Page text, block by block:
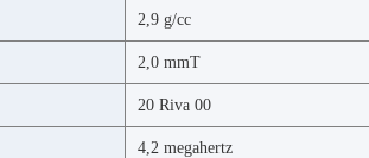
2,9 g/cc
2,0 mmT
20 Riva 00
4,2 megahertz